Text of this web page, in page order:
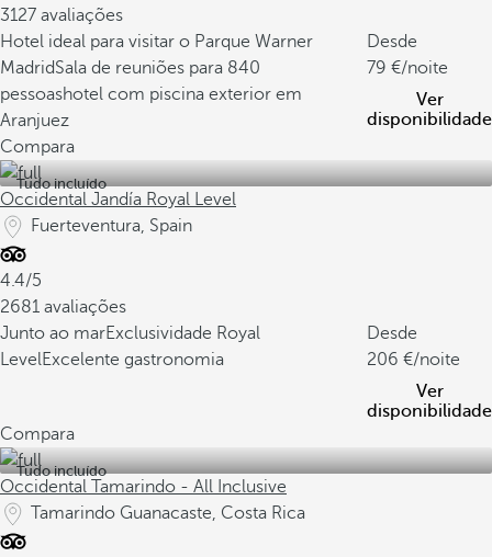
3127 avaliações
Hotel ideal para visitar o Parque Warner
MadridSala de reuniões para 840
pessoashotel com piscina exterior em
Aranjuez
Desde
79
/noite
Ver
disponibilidade
Compara
Tudo incluído
Occidental Jandía Royal Level
Fuerteventura, Spain
4.4/5
2681 avaliações
Junto ao marExclusividade Royal
LevelExcelente gastronomia
Desde
206
/noite
Ver
disponibilidade
Compara
Tudo incluído
Occidental Tamarindo - All Inclusive
Tamarindo Guanacaste, Costa Rica